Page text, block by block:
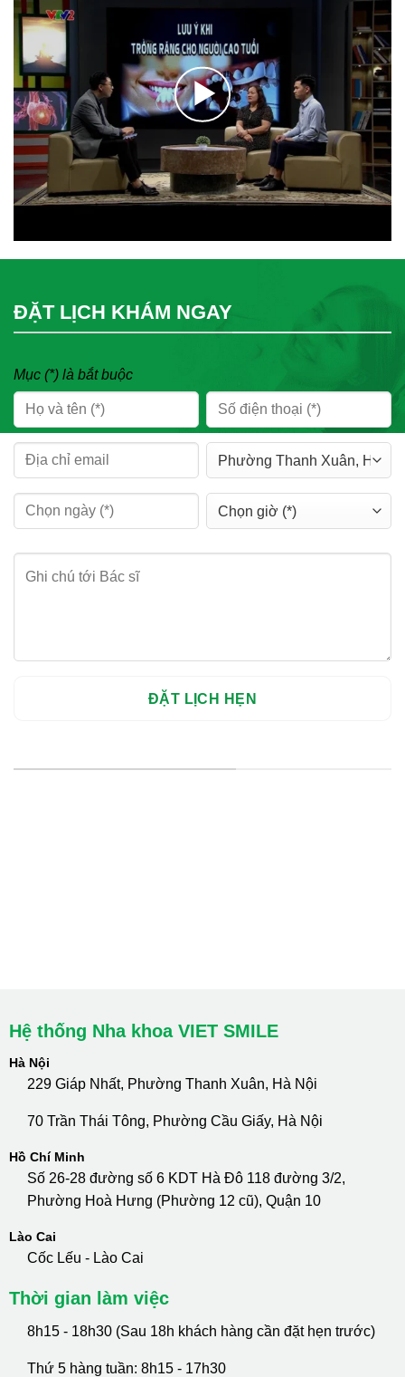
ĐẶT LỊCH KHÁM NGAY
Mục (*) là bắt buộc
Hệ thống Nha khoa VIET SMILE
Hà Nội
229 Giáp Nhất, Phường Thanh Xuân, Hà Nội
70 Trần Thái Tông, Phường Cầu Giấy, Hà Nội
Hồ Chí Minh
Số 26-28 đường số 6 KDT Hà Đô 118 đường 3/2,
Phường Hoà Hưng (Phường 12 cũ), Quận 10
Lào Cai
Cốc Lếu - Lào Cai
Thời gian làm việc
8h15 - 18h30 (Sau 18h khách hàng cần đặt hẹn trước)
Thứ 5 hàng tuần: 8h15 - 17h30